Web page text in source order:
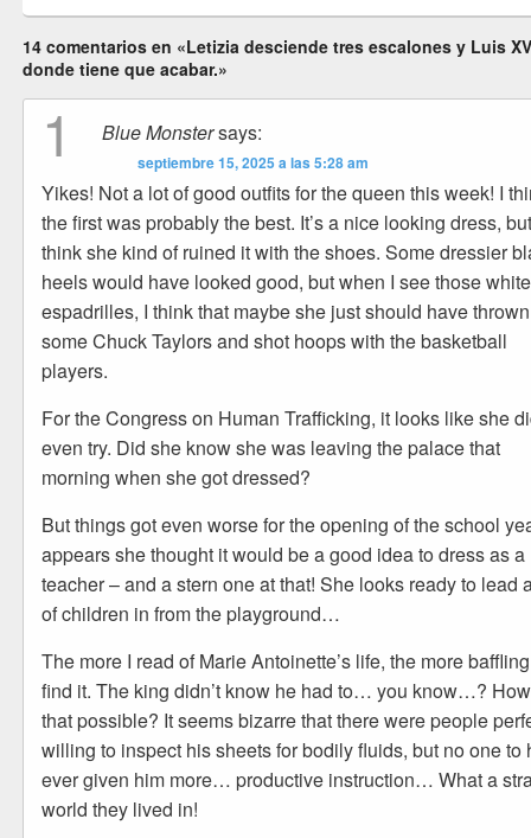
14 comentarios en «Letizia desciende tres escalones y Luis
donde tiene que acabar.»
1 Blue Monstersays:
septiembre 15, 2025 a las 5:28 am
Yikes! Not a lot of good outfits for the queen this week! I
the first was probably the best. It’s a nice looking dress,
think she kind of ruined it with the shoes. Some dressier
heels would have looked good, but when I see those white
espadrilles, I think that maybe she just should have
some Chuck Taylors and shot hoops with the basketball
players.
For the Congress on Human Trafficking, it looks like she
even try. Did she know she was leaving the palace that
morning when she got dressed?
But things got even worse for the opening of the school
appears she thought it would be a good idea to dress as a
teacher – and a stern one at that! She looks ready to lead
of children in from the playground…
The more I read of Marie Antoinette’s life, the more
find it. The king didn’t know he had to… you know…?
that possible? It seems bizarre that there were people
willing to inspect his sheets for bodily fluids, but no one to
ever given him more… productive instruction… What a
world they lived in!